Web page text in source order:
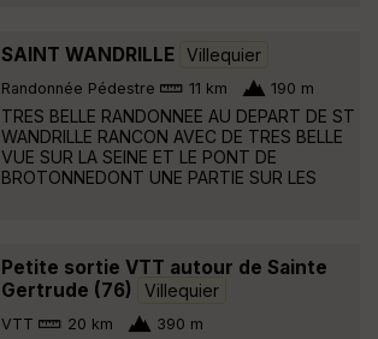
SAINT WANDRILLE Villequier
Randonnée Pédestre 11 km 190 m
TRES BELLE RANDONNEE AU DEPART DE ST
WANDRILLE RANCON AVEC DE TRES BELLE
VUE SUR LA SEINE ET LE PONT DE
BROTONNEDONT UNE PARTIE SUR LES
Petite sortie VTT autour de Sainte
Gertrude (76)
Villequier
VTT 20 km 390 m